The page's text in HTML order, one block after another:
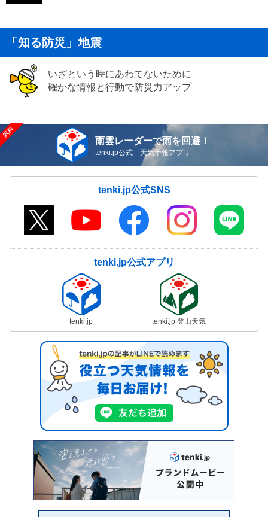
「知る防災」地震
いざという時にあわてないために
確かな情報と行動で防災力アップ
雨雲レーダーで雨を回避！
tenki.jp公式 天気予報アプリ
tenki.jp公式SNS
tenki.jp公式アプリ
tenki.jp tenki.jp 登山天気